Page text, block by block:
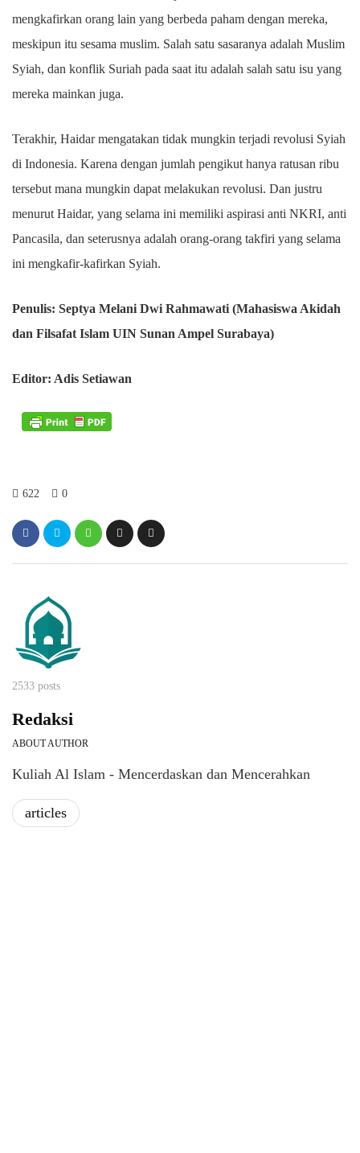
mengkafirkan orang lain yang berbeda paham dengan mereka,
meskipun itu sesama muslim. Salah satu sasaranya adalah Muslim
Syiah, dan konflik Suriah pada saat itu adalah salah satu isu yang
mereka mainkan juga.
Terakhir, Haidar mengatakan tidak mungkin terjadi revolusi Syiah
di Indonesia. Karena dengan jumlah pengikut hanya ratusan ribu
tersebut mana mungkin dapat melakukan revolusi. Dan justru
menurut Haidar, yang selama ini memiliki aspirasi anti NKRI, anti
Pancasila, dan seterusnya adalah orang-orang takfiri yang selama
ini mengkafir-kafirkan Syiah.
Penulis: Septya Melani Dwi Rahmawati (Mahasiswa Akidah
dan Filsafat Islam UIN Sunan Ampel Surabaya)
Editor: Adis Setiawan
622 0
2533 posts
Redaksi
ABOUT AUTHOR
Kuliah Al Islam - Mencerdaskan dan Mencerahkan
articles